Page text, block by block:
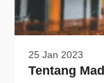
25 Jan 2023
Tentang